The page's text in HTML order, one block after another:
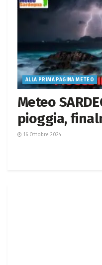
ALLA PRIMA PAGINA METEO
Meteo
pioggia,
16 Ottobre 2024